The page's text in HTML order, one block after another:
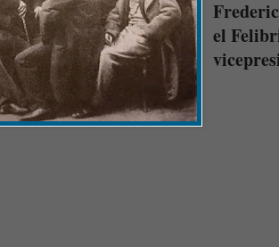
el